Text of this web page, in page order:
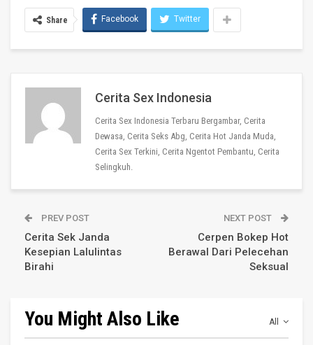
Share Facebook Twitter
Cerita Sex Indonesia
Cerita Sex Indonesia Terbaru Bergambar, Cerita
Dewasa, Cerita Seks Abg, Cerita Hot Janda Muda,
Cerita Sex Terkini, Cerita Ngentot Pembantu, Cerita
Selingkuh.
PREV POST
Cerita Sek Janda
Kesepian Lalulintas
Birahi
NEXT POST
Cerpen Bokep Hot
Berawal Dari Pelecehan
Seksual
All
You Might Also Like